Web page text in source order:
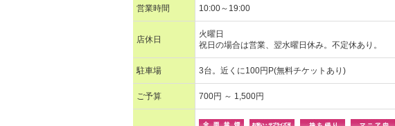
営業時間 10:00～19:00
店休日
火曜日
祝日の場合は営業、翌水曜日休み。不定休あり。
駐車場 3台。近くに100円P(無料チケットあり)
ご予算 700円 ～ 1,500円